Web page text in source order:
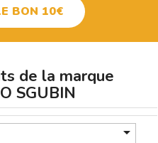
BON 10€
de la marque
SGUBIN
